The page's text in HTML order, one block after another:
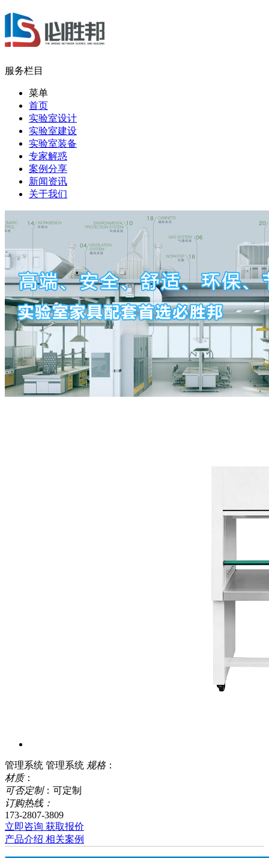
服务栏目
菜单
首页
实验室设计
实验室建设
实验室装备
专家解惑
案例分享
新闻资讯
关于我们
管理系统 管理系统 规格：
材质：
可否定制：可定制
订购热线：
173-2807-3809
立即咨询 获取报价
产品介绍 相关案例